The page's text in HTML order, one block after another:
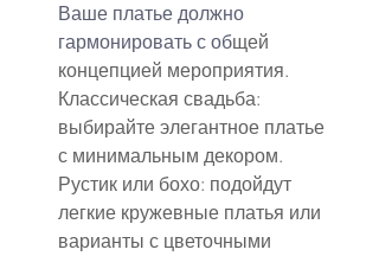
Ваше платье должно
гармонировать с общей
концепцией мероприятия.
Классическая свадьба:
выбирайте элегантное платье
с минимальным декором.
Рустик или бохо: подойдут
легкие кружевные платья или
варианты с цветочными